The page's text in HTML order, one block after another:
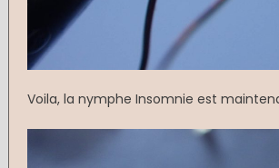
Voila, la nymphe Insomnie est